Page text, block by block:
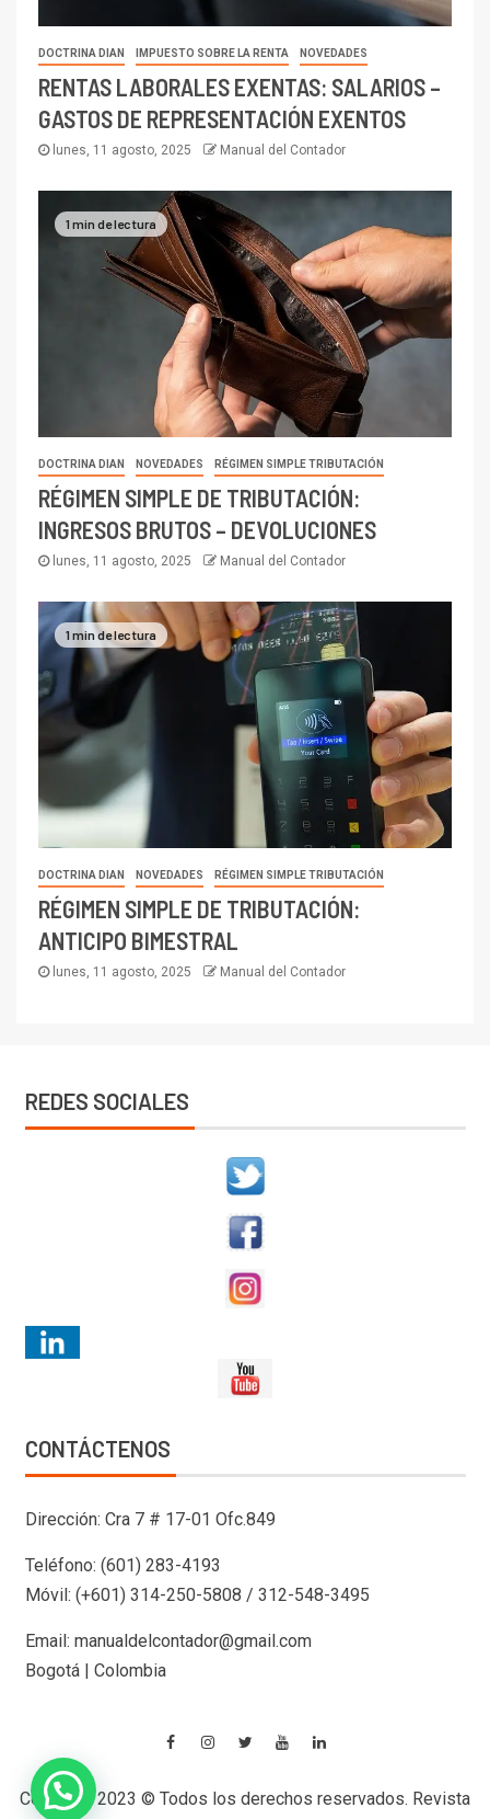
DOCTRINA DIAN IMPUESTO SOBRE LA RENTA NOVEDADES
RENTAS LABORALES EXENTAS: SALARIOS –
GASTOS DE REPRESENTACIÓN EXENTOS
lunes, 11 agosto, 2025 Manual del Contador
1 min de lectura
DOCTRINA DIAN NOVEDADES RÉGIMEN SIMPLE TRIBUTACIÓN
RÉGIMEN SIMPLE DE TRIBUTACIÓN:
INGRESOS BRUTOS – DEVOLUCIONES
lunes, 11 agosto, 2025 Manual del Contador
1 min de lectura
DOCTRINA DIAN NOVEDADES RÉGIMEN SIMPLE TRIBUTACIÓN
RÉGIMEN SIMPLE DE TRIBUTACIÓN:
ANTICIPO BIMESTRAL
lunes, 11 agosto, 2025 Manual del Contador
REDES SOCIALES
CONTÁCTENOS
Dirección: Cra 7 # 17-01 Ofc.849
Teléfono: (601) 283-4193
Móvil: (+601) 314-250-5808 / 312-548-3495
Email: manualdelcontador@gmail.com
Bogotá | Colombia
Copyright 2023 © Todos los derechos reservados. Revista